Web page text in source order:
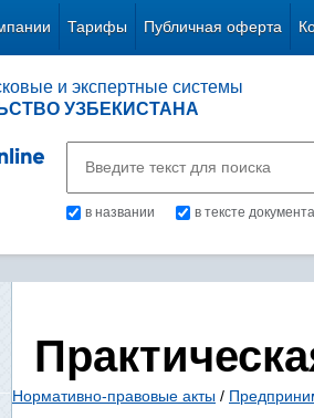
Тарифы Публичная оферта
и экспертные системы
УЗБЕКИСТАНА
в названии в тексте документа
Нормативно-правовые акты /